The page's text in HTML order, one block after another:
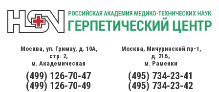
Москва, ул. Гримау, д. 10А,
стр. 2,
м. Академическая
(499) 126-70-47
(499) 126-70-49
Москва, Мичуринский пр-т,
д. 21Б,
м. Раменки
(495) 734-23-41
(495) 734-23-42